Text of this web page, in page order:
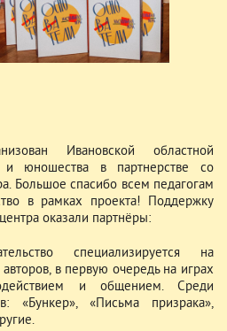
Ивановской областной
юношества в партнерстве со
Большое спасибо всем педагогам
в рамках проекта! Поддержку
оказали партнёры:
специализируется на
в первую очередь на играх
и общением. Среди
«Бункер», «Письма призрака»,